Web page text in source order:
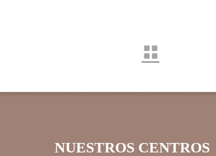
NUESTROS CENTROS